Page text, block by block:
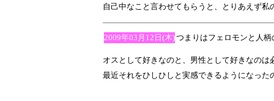
自己中なこと言わせてもらうと、とりあえず
2009年03月12日(木)つまりはフェロモンと人
オスとして好きなのと、男性として好きなのは
最近それをひしひしと実感できるようになっ